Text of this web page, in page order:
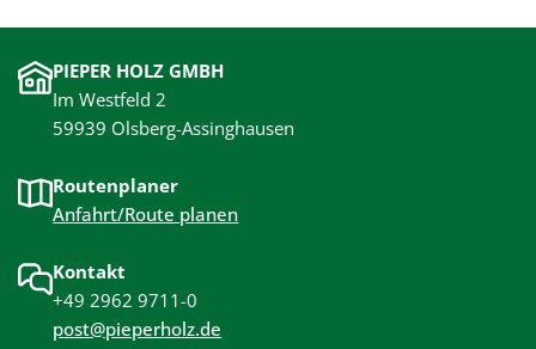
PIEPER HOLZ GMBH
Im Westfeld 2
59939 Olsberg-Assinghausen
Routenplaner
Anfahrt/Route planen
Kontakt
+49 2962 9711-0
post@pieperholz.de